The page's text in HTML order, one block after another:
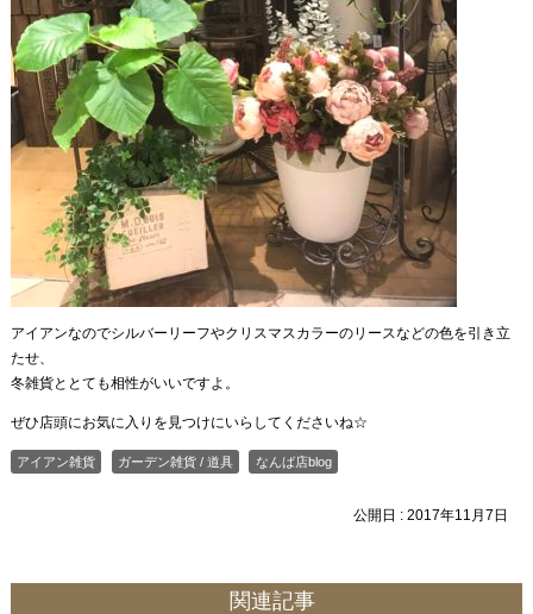
アイアンなのでシルバーリーフやクリスマスカラーのリースなどの色を引き立
たせ、
冬雑貨ととても相性がいいですよ。
ぜひ店頭にお気に入りを見つけにいらしてくださいね☆
アイアン雑貨 ガーデン雑貨 / 道具 なんば店blog
公開日 :2017年11月7日
関連記事